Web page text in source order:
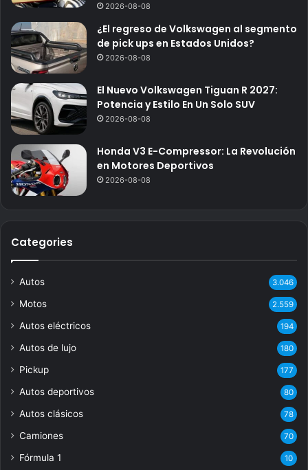
2026-08-08
¿El regreso de Volkswagen al segmento
de pick ups en Estados Unidos?
2026-08-08
El Nuevo Volkswagen Tiguan R 2027:
Potencia y Estilo En Un Solo SUV
2026-08-08
Honda V3 E-Compressor: La Revolución
en Motores Deportivos
2026-08-08
Categories
Autos 3.046
Motos 2.559
Autos eléctricos 194
Autos de lujo 180
Pickup 177
Autos deportivos 80
Autos clásicos 78
Camiones 70
Fórmula 1 10